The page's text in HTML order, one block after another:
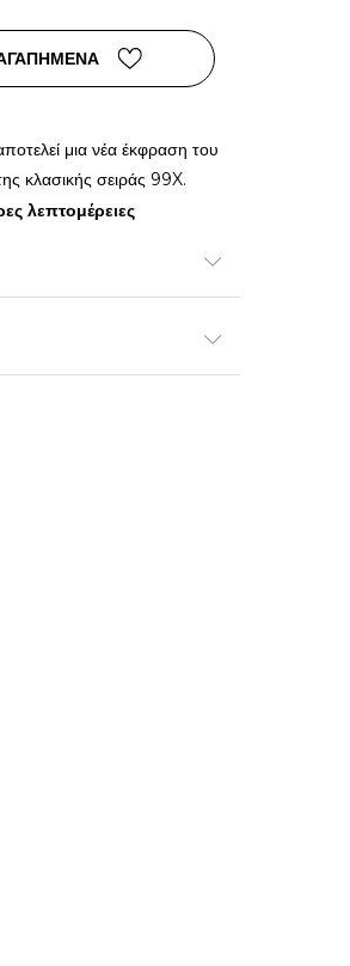
μια νέα έκφραση του
κλασικής σειράς 99X.
λεπτομέρειες